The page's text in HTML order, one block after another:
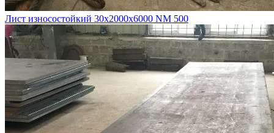
Лист износостойкий 30х2000х6000 NM 500